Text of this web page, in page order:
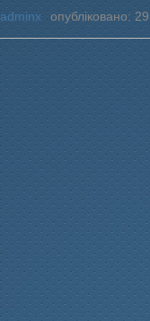
adminx опубліковано: